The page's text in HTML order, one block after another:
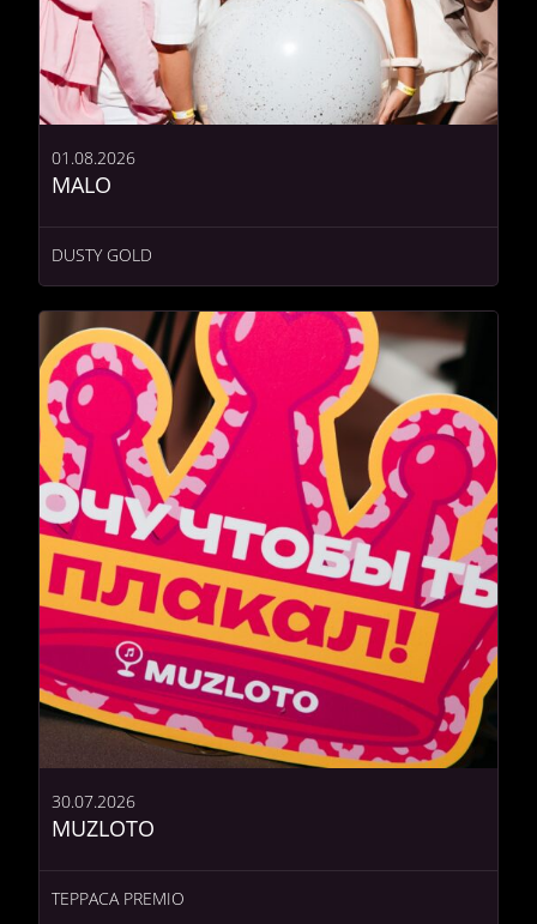
MALO
01.08.2026
DUSTY GOLD
MUZLOTO
30.07.2026
ТЕРРАСА PREMIO